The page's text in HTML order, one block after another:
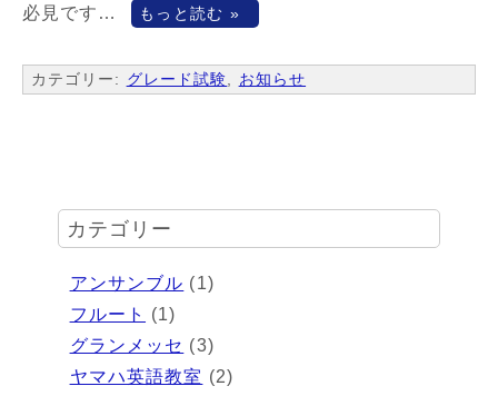
必見です…
もっと読む »
カテゴリー: グレード試験, お知らせ
カテゴリー
アンサンブル (1)
フルート
(1)
グランメッセ (3)
ヤマハ英語教室 (2)